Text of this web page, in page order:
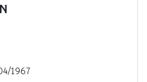
1967